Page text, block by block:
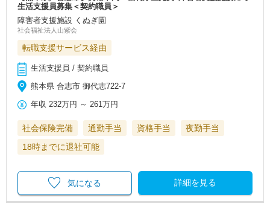
生活支援員募集＜契約職員＞
障害者支援施設 くぬぎ園
社会福祉法人山紫会
転職支援サービス経由
生活支援員 / 契約職員
熊本県 合志市 御代志722-7
年収 232万円 ～261万円
社会保険完備 通勤手当 資格手当
夜勤手当
18時までに退社可能
詳細を見る
気になる